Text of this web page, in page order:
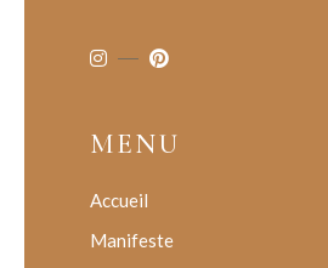
MENU
Accueil
Manifeste